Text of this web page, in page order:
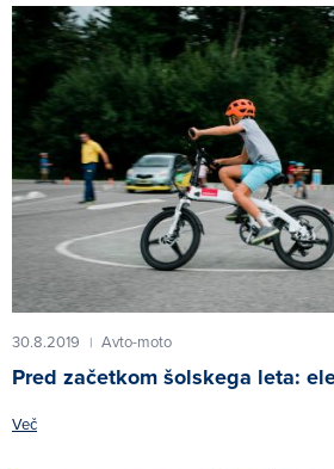
30.8.2019 | Avto-moto
Pred začetkom šolskega leta:
Več